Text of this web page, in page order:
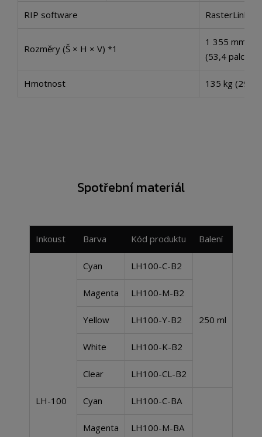
RIP software RasterLink7
Rozměry (Š × H × V) *1
1 355 mm ×
(53,4 palce ×
Hmotnost 135 kg
Spotřební materiál
Inkoust Barva Kód produktu Balení
LH-100
Cyan LH100-C-B2
250 ml
Magenta LH100-M-B2
Yellow LH100-Y-B2
White LH100-K-B2
Clear LH100-CL-B2
Cyan LH100-C-BA
Magenta LH100-M-BA